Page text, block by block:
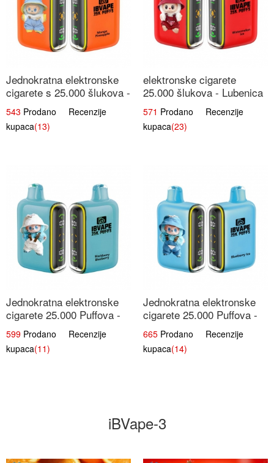
Jednokratna elektronske
cigarete s 25.000 šlukova -
Mango & Ananas |
Egzotična Voćna
Mješavina
543 Prodano Recenzije
kupaca(13)
elektronske cigarete
25.000 šlukova - Lubenica
Led | Osježavajući Ljetni
Okus
571 Prodano Recenzije
kupaca(23)
Jednokratna elektronske
cigarete 25.000 Puffova -
Kupina & Borovnica |
Šumska Voćna Mješavina
599 Prodano Recenzije
kupaca(11)
Jednokratna elektronske
cigarete 25.000 Puffova -
Jagodni Sladoled |
Kremasta Slatka Okus
665 Prodano Recenzije
kupaca(14)
iBVape-3